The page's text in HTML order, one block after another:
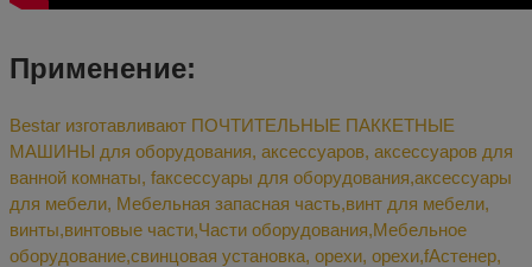
Применение:
Bestar изготавливают ПОЧТИТЕЛЬНЫЕ ПАККЕТНЫЕ
МАШИНЫ для оборудования, аксессуаров, аксессуаров для
ванной комнаты, fаксессуары для оборудования,аксессуары
для мебели, Мебельная запасная часть,винт для мебели,
винты,винтовые части,Части оборудования,Мебельное
оборудование,свинцовая установка, орехи, орехи,fАстенер,